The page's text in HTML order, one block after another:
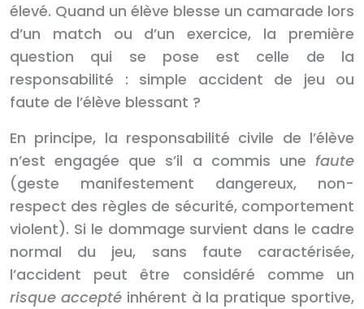
élevé. Quand un élève blesse un camarade lors
d’un match ou d’un exercice, la première
question qui se pose est celle de la
responsabilité : simple accident de jeu ou
faute de l’élève blessant ?
En principe, la responsabilité civile de l’élève
n’est engagée que s’il a commis une faute
(geste manifestement dangereux, non-
respect des règles de sécurité, comportement
violent). Si le dommage survient dans le cadre
normal du jeu, sans faute caractérisée,
l’accident peut être considéré comme un
risque acceptéinhérent à la pratique sportive,